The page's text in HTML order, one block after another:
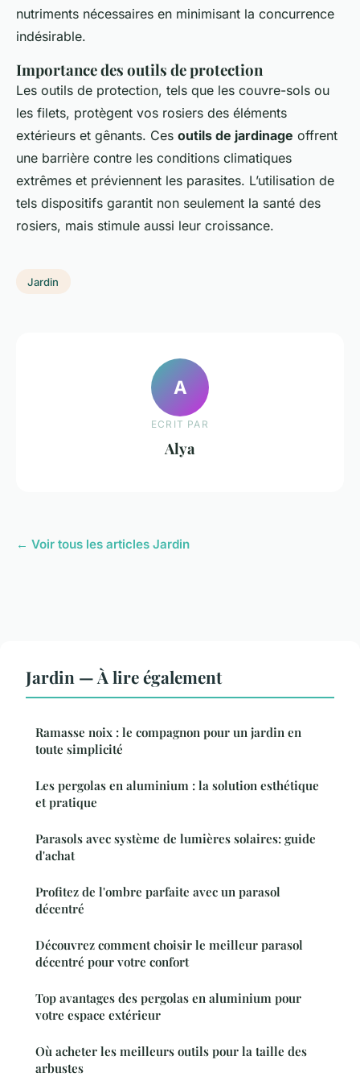
nutriments nécessaires en minimisant la concurrence
indésirable.
Importance des outils de protection
Les outils de protection, tels que les couvre-sols ou
les filets, protègent vos rosiers des éléments
extérieurs et gênants. Ces outils de jardinage offrent
une barrière contre les conditions climatiques
extrêmes et préviennent les parasites. L’utilisation de
tels dispositifs garantit non seulement la santé des
rosiers, mais stimule aussi leur croissance.
Jardin
A
ECRIT PAR
Alya
← Voir tous les articles Jardin
Jardin — À lire également
Ramasse noix : le compagnon pour un jardin en
toute simplicité
Les pergolas en aluminium : la solution esthétique
et pratique
Parasols avec système de lumières solaires: guide
d'achat
Profitez de l'ombre parfaite avec un parasol
décentré
Découvrez comment choisir le meilleur parasol
décentré pour votre confort
Top avantages des pergolas en aluminium pour
votre espace extérieur
Où acheter les meilleurs outils pour la taille des
arbustes